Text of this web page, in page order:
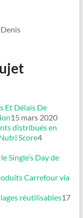
Et Délais De
15 mars 2020
distribués en
Score4
Single’s Day de
Carrefour via
réutilisables17